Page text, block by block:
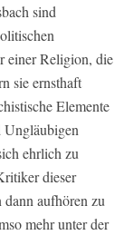
sind
einer Religion, die
sie ernsthaft
Elemente
Ungläubigen
ehrlich zu
dieser
aufhören zu
mehr unter der